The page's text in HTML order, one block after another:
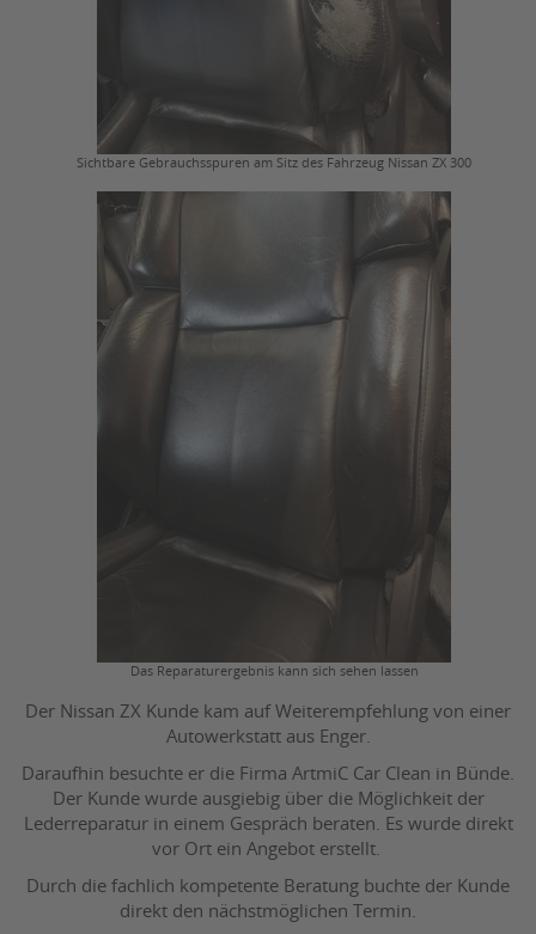
Sichtbare Gebrauchsspuren am Sitz des Fahrzeug Nissan ZX 300
Das Reparaturergebnis kann sich sehen lassen
Der Nissan ZX Kunde kam auf Weiterempfehlung von einer
Autowerkstatt aus Enger.
Daraufhin besuchte er die Firma ArtmiC Car Clean in Bünde.
Der Kunde wurde ausgiebig über die Möglichkeit der
Lederreparatur in einem Gespräch beraten. Es wurde direkt
vor Ort ein Angebot erstellt.
Durch die fachlich kompetente Beratung buchte der Kunde
direkt den nächstmöglichen Termin.